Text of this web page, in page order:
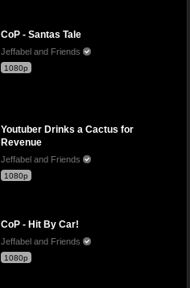
CoP - Santas Tale
Jeffabel and Friends
1080p
Youtuber Drinks a Cactus for
Revenue
Jeffabel and Friends
1080p
CoP - Hit By Car!
Jeffabel and Friends
1080p